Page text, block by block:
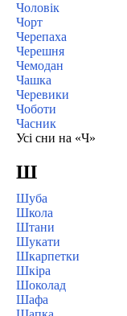
Чоловік
Чорт
Черепаха
Черешня
Чемодан
Чашка
Черевики
Чоботи
Часник
Усі сни на «Ч»
Ш
Шуба
Школа
Штани
Шукати
Шкарпетки
Шкіра
Шоколад
Шафа